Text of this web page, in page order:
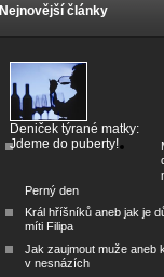
Nejnovější články
Deniček týrané matky:
Jdeme do puberty!
Perný den
Král hříšníků aneb jak je
míti Filipa
Jak zaujmout muže aneb
v nesnázích